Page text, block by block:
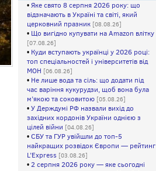
•Яке свято 8 серпня 2026 року: що
відзначають в Україні та світі, який
церковний празник [08.08.26]
• Що вигідно купувати на Amazon влітку
[07.08.26]
• Куди вступають українці у 2026 році:
топ спеціальностей і університетів від
МОН [06.08.26]
• Не лише вода та сіль: що додати під
час варіння кукурудзи, щоб вона була
м’якою та соковитою [05.08.26]
•У Держдумі РФ назвали вихід до
західних кордонів України однією з
цілей війни [04.08.26]
•СБУ та ГУР увійшли до топ-5
найкращих розвідок Європи — рейтинг
L’Express [03.08.26]
•2 серпня 2026 року — яке сьогодні